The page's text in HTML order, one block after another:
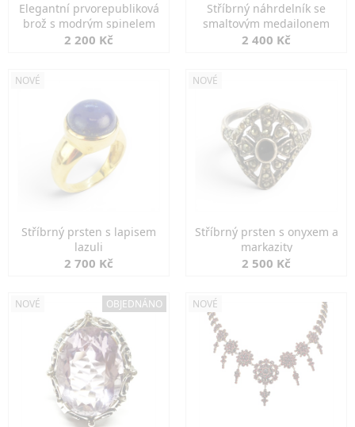
Elegantní prvorepubliková
brož s modrým spinelem
2 200 Kč
Stříbrný náhrdelník se
smaltovým medailonem
2 400 Kč
NOVÉ
Stříbrný prsten s lapisem
lazuli
2 700 Kč
NOVÉ
Stříbrný prsten s onyxem a
markazity
2 500 Kč
NOVÉ OBJEDNÁNO NOVÉ